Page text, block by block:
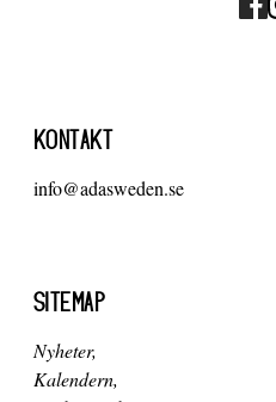
KONTAKT
info@adasweden.se
SITEMAP
Nyheter
Kalendern